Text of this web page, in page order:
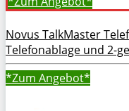
Novus TalkMaster
Telefonablage und 2-
*Zum Angebot*